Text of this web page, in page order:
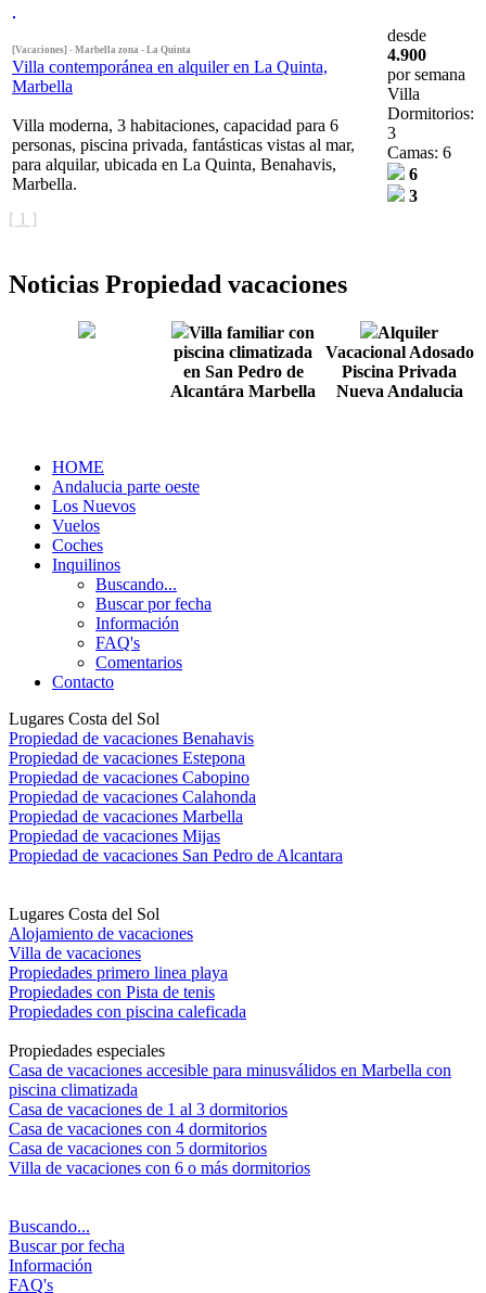
[Vacaciones] - Marbella zona - La Quinta
Villa contemporánea en alquiler en La Quinta,
Marbella
Villa moderna, 3 habitaciones, capacidad para 6
personas, piscina privada, fantásticas vistas al mar,
para alquilar, ubicada en La Quinta, Benahavis,
Marbella.
desde
4.900
por semana
Villa
Dormitorios:
3
Camas: 6
6
3
[ 1 ]
Noticias Propiedad vacaciones
Villa familiar con
piscina climatizada
en San Pedro de
Alcantára Marbella
Alquiler
Vacacional Adosado
Piscina Privada
Nueva Andalucia
HOME
Andalucia parte oeste
Los Nuevos
Vuelos
Coches
Inquilinos
Buscando...
Buscar por fecha
Información
FAQ's
Comentarios
Contacto
Lugares Costa del Sol
Propiedad de vacaciones Benahavis
Propiedad de vacaciones Estepona
Propiedad de vacaciones Cabopino
Propiedad de vacaciones Calahonda
Propiedad de vacaciones Marbella
Propiedad de vacaciones Mijas
Propiedad de vacaciones San Pedro de Alcantara
Lugares Costa del Sol
Alojamiento de vacaciones
Villa de vacaciones
Propiedades primero linea playa
Propiedades con Pista de tenis
Propiedades con piscina caleficada
Propiedades especiales
Casa de vacaciones accesible para minusválidos en Marbella con
piscina climatizada
Casa de vacaciones de 1 al 3 dormitorios
Casa de vacaciones con 4 dormitorios
Casa de vacaciones con 5 dormitorios
Villa de vacaciones con 6 o más dormitorios
Buscando...
Buscar por fecha
Información
FAQ's